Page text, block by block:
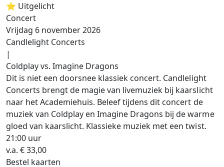
⭐️ Uitgelicht
Concert
Vrijdag 6 november 2026
Candlelight Concerts
|
Coldplay vs. Imagine Dragons
Dit is niet een doorsnee klassiek concert. Candlelight
Concerts brengt de magie van livemuziek bij kaarslicht
naar het Academiehuis. Beleef tijdens dit concert de
muziek van Coldplay en Imagine Dragons bij de warme
gloed van kaarslicht. Klassieke muziek met een twist.
21:00 uur
v.a. € 33,00
Bestel kaarten